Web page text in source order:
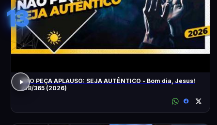
13
NÃO PEÇA APLAUSO: SEJA AUTÊNTICO - Bom dia, Jesus!
218/365 (2026)